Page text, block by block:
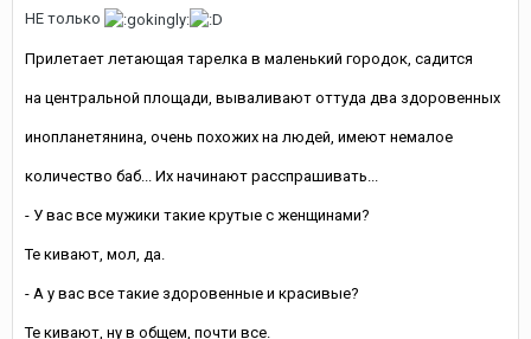
НЕ только
Прилетает летающая тарелка в маленький городок, садится
на центральной площади, вываливают оттуда два здоровенных
инопланетянина, очень похожих на людей, имеют немалое
количество баб... Их начинают расспрашивать...
- У вас все мужики такие крутые с женщинами?
Те кивают, мол, да.
- А у вас все такие здоровенные и красивые?
Те кивают, ну в общем, почти все.